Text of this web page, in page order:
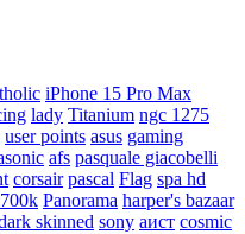
iPhone 15 Pro Max
lady Titanium ngc 1275
user points asus gaming
afs pasquale giacobelli
corsair pascal Flag spa hd
Panorama harper's bazaar
skinned sony аист cosmic